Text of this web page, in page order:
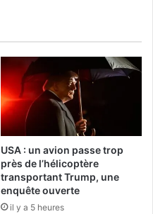
USA : un avion passe trop
près de l’hélicoptère
transportant Trump, une
enquête ouverte
il y a 5 heures